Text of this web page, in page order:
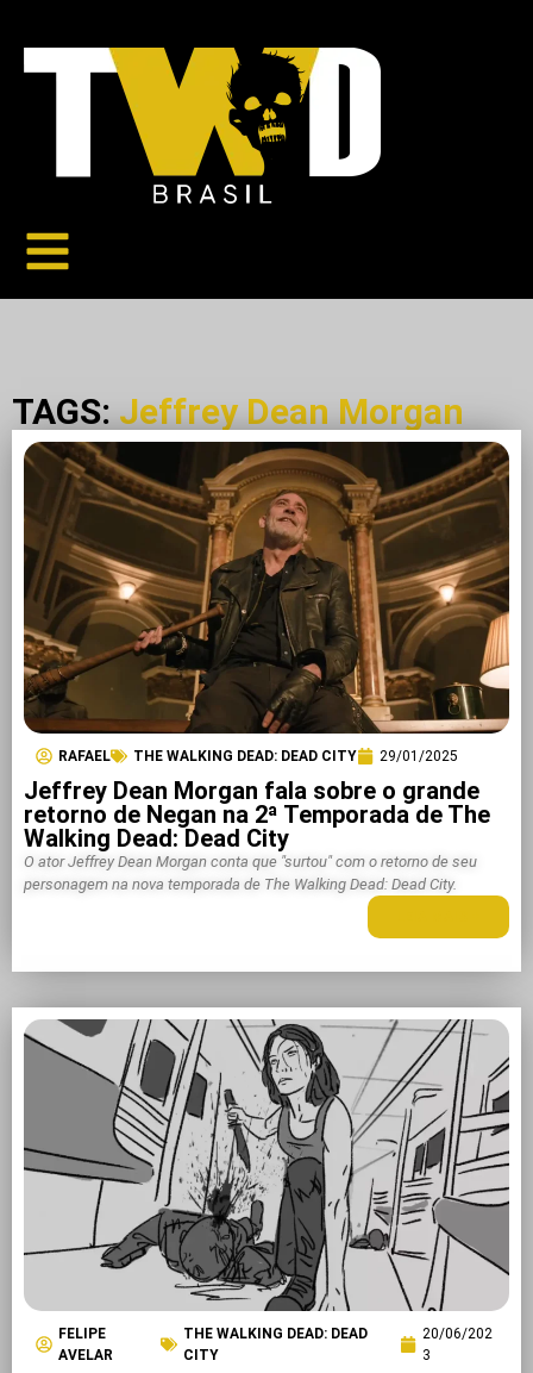
TAGS: Jeffrey Dean Morgan
RAFAEL THE WALKING DEAD: DEAD CITY 29/01/2025
Jeffrey Dean Morgan fala sobre o grande
retorno de Negan na 2ª Temporada de The
Walking Dead: Dead City
O ator Jeffrey Dean Morgan conta que "surtou" com o retorno de seu
personagem na nova temporada de The Walking Dead: Dead City.
FELIPE
AVELAR
THE WALKING DEAD: DEAD
CITY
20/06/202
3